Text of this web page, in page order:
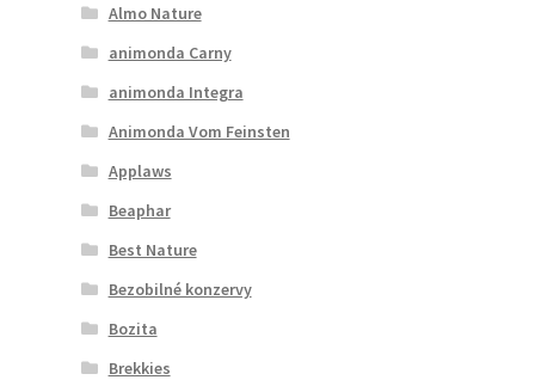
Almo Nature
animonda Carny
animonda Integra
Animonda Vom Feinsten
Applaws
Beaphar
Best Nature
Bezobilné konzervy
Bozita
Brekkies